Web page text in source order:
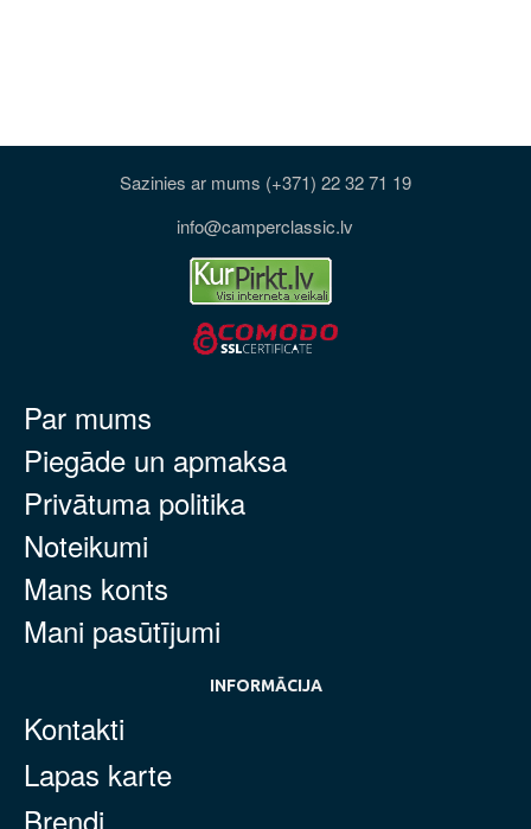
Sazinies ar mums (+371) 22 32 71 19
info@camperclassic.lv
Par mums
Piegāde un apmaksa
Privātuma politika
Noteikumi
Mans konts
Mani pasūtījumi
INFORMĀCIJA
Kontakti
Lapas karte
Brendi